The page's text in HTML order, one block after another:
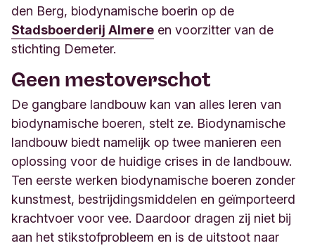
den Berg, biodynamische boerin op de
Stadsboerderij Almere en voorzitter van de
stichting Demeter.
Geen mestoverschot
De gangbare landbouw kan van alles leren van
biodynamische boeren, stelt ze. Biodynamische
landbouw biedt namelijk op twee manieren een
oplossing voor de huidige crises in de landbouw.
Ten eerste werken biodynamische boeren zonder
kunstmest, bestrijdingsmiddelen en geïmporteerd
krachtvoer voor vee. Daardoor dragen zij niet bij
aan het stikstofprobleem en is de uitstoot naar